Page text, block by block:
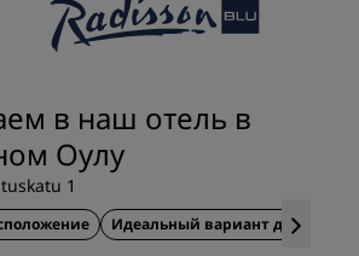
Акции отелей
с первого раза
«Предложения дня»
заранее
в наш отель в
Оулу
1
Идеальный вариант для